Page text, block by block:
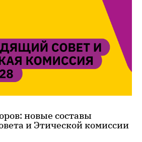
новые составы
и Этической комиссии